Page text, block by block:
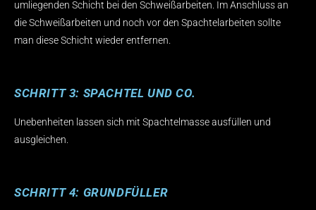
umliegenden Schicht bei den Schweißarbeiten. Im Anschluss an
die Schweißarbeiten und noch vor den Spachtelarbeiten sollte
man diese Schicht wieder entfernen.
SCHRITT 3: SPACHTEL UND CO.
Unebenheiten lassen sich mit Spachtelmasse ausfüllen und
ausgleichen.
SCHRITT 4: GRUNDFÜLLER